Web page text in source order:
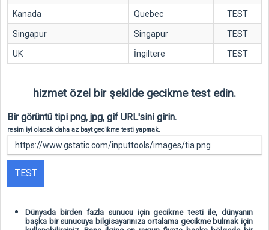
Kanada Quebec TEST
Singapur Singapur TEST
UK İngiltere TEST
hizmet özel bir şekilde gecikme test edin.
Bir görüntü tipi png, jpg, gif URL'sini girin.
resim iyi olacak daha az bayt gecikme testi yapmak.
TEST
Dünyada birden fazla sunucu için gecikme testi ile, dünyanın
başka bir sunucuya bilgisayarınıza ortalama gecikme bulmak için